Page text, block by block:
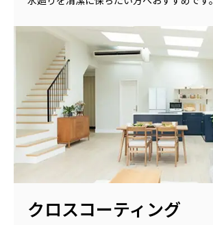
クロスコーティング